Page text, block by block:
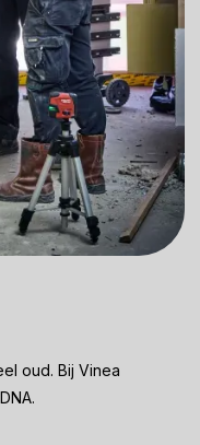
oud. Bij Vinea